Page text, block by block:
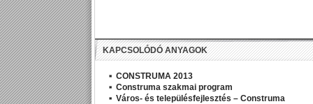
KAPCSOLÓDÓ ANYAGOK
CONSTRUMA 2013
Construma szakmai program
Város- és településfejlesztés – Construma